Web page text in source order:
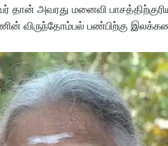
தான் அவரது மனைவி
விருந்தோம்பல் பண்பிற்கு